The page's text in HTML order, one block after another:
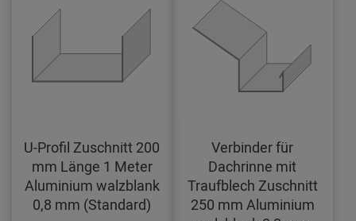
U-Profil Zuschnitt 200
mm Länge 1 Meter
Aluminium walzblank
0,8 mm (Standard)
Verbinder für
Dachrinne mit
Traufblech Zuschnitt
250 mm Aluminium